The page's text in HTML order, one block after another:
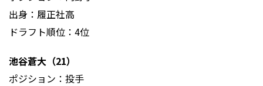
出身：履正社高
ドラフト順位：4位
池谷蒼大（21）
ポジション：投手